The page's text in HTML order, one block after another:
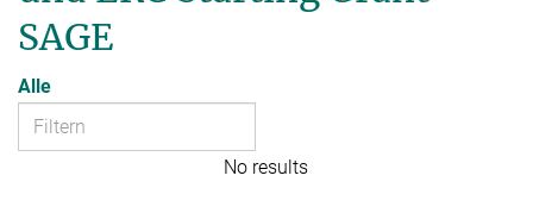
SAGE
Alle
No results